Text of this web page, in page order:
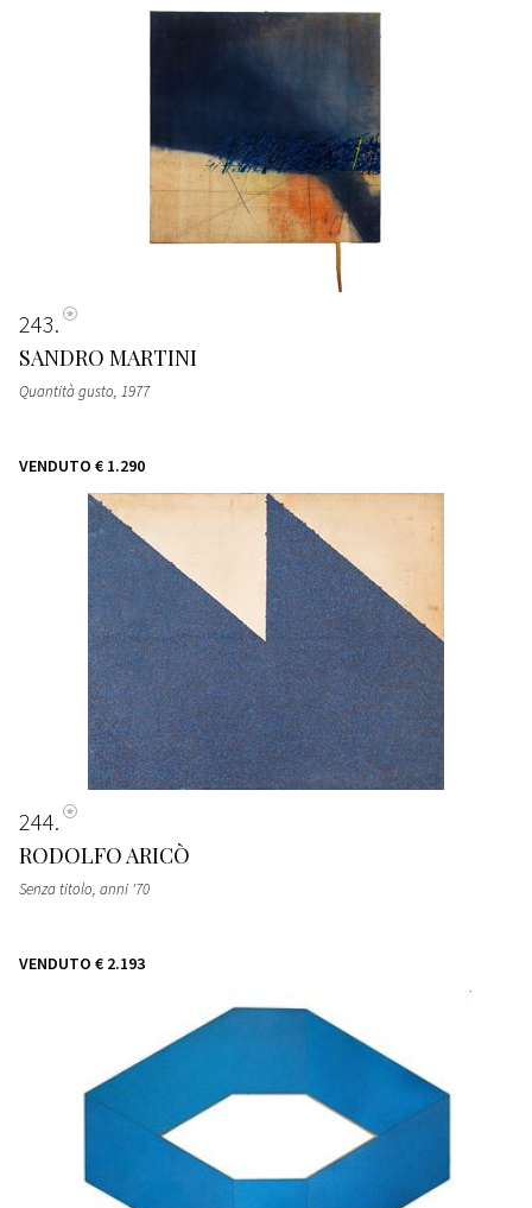
243
SANDRO MARTINI
Quantità gusto, 1977
VENDUTO € 1.290
244
RODOLFO ARICÒ
Senza titolo, anni '70
VENDUTO € 2.193